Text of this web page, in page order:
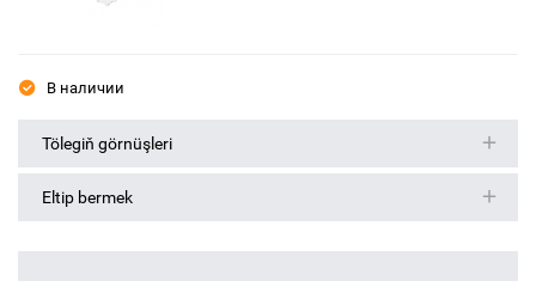
В наличии
Tölegiň görnüşleri
Eltip bermek